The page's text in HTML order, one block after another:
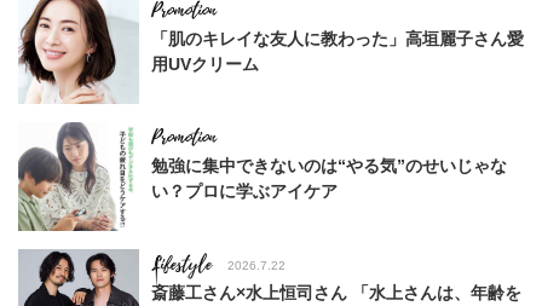
「肌のキレイな友人に教わった」高垣麗子さん愛
用UVクリーム
勉強に集中できないのは“やる気”のせいじゃな
い？プロに学ぶアイケア
Lifestyle 2026.7.22
斎藤工さん×水上恒司さん 「水上さんは、年齢を